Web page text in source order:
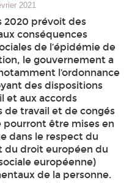
2021
2020 prévoit des
conséquences
de l’épidémie de
le gouvernement a
l’ordonnance
des dispositions
et aux accords
travail et de congés
pourront être mises en
dans le respect du
du droit européen du
européenne)
de la personne.